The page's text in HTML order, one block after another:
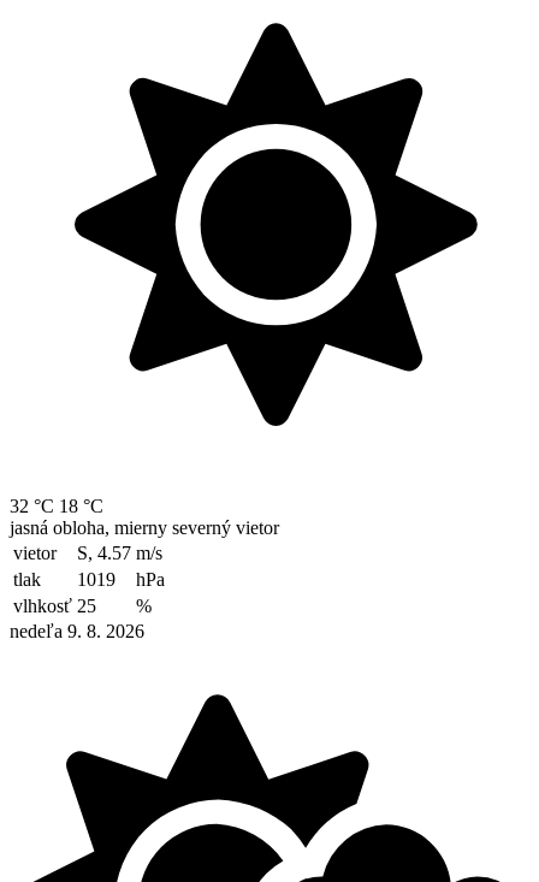
32 °C 18 °C
jasná obloha, mierny severný vietor
vietor
S, 4.57 m/s
tlak
1019
hPa
vlhkosť 25
%
nedeľa 9. 8. 2026